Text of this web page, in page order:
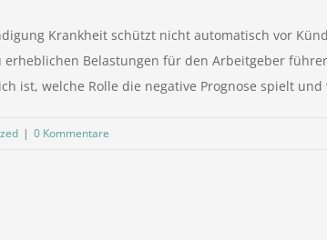
Krankheit schützt nicht automatisch vor
Belastungen für den Arbeitgeber
ist, welche Rolle die negative Prognose spielt
| 0 Kommentare